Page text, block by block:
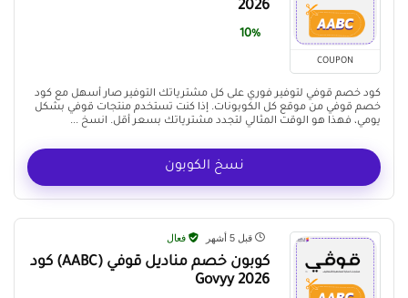
COUPON
2026
10%
كود خصم قوفي لتوفير فوري على كل مشترياتك التوفير صار أسهل مع كود
خصم قوفي من موقع كل الكوبونات. إذا كنت تستخدم منتجات قوفي بشكل
يومي، فهذا هو الوقت المثالي لتجدد مشترياتك بسعر أقل. انسخ ...
نسخ الكوبون
قبل 5 أشهر فعال
كوبون خصم مناديل قوفي (AABC) كود
Govyy 2026